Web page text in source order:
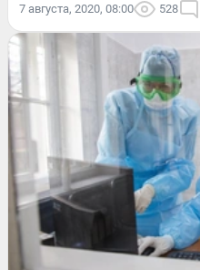
7 августа, 2020, 08:00 528